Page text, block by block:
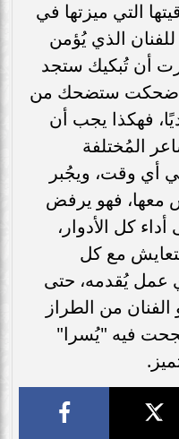
التي ميزتها في
الذي يُؤمن
أن تُبكيك ستجد
ضحكت ستضحك من
فهكذا يجب أن
المُختلفة
أي وقت، ويجُبر
معها، فهو يرفض
كل الأدوار،
مع كل
عمل يُقدمه، حتى
من الطراز
نجحت فيه "يُسرا"